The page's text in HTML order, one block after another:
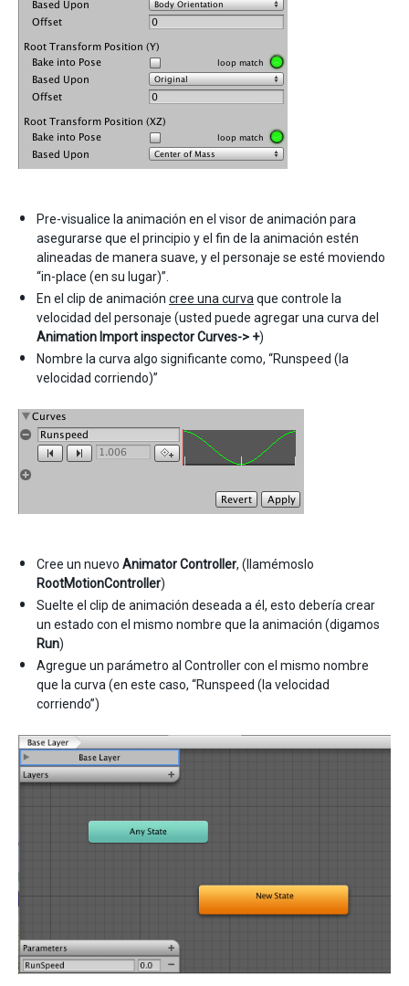
Pre-visualice la animación en el visor de animación para
asegurarse que el principio y el fin de la animación estén
alineadas de manera suave, y el personaje se esté moviendo
“in-place (en su lugar)”.
En el clip de animación cree una curva que controle la
velocidad del personaje (usted puede agregar una curva del
Animation Import inspectorCurves-> +)
Nombre la curva algo significante como, “Runspeed (la
velocidad corriendo)”
Cree un nuevo Animator Controller, (llamémoslo
RootMotionController)
Suelte el clip de animación deseada a él, esto debería crear
un estado con el mismo nombre que la animación (digamos
Run)
Agregue un parámetro al Controller con el mismo nombre
que la curva (en este caso, “Runspeed (la velocidad
corriendo”)